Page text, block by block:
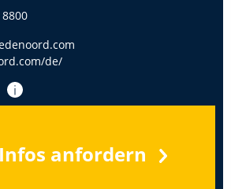
de/
Infos anfordern